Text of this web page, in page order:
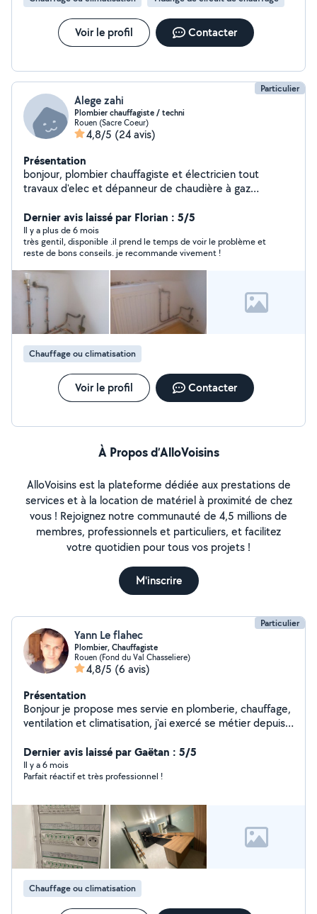
Voir le profil Contacter
Particulier
Alege zahi
Plombier chauffagiste / techni
Rouen (Sacre Coeur)
4,8/5 (24 avis)
Présentation
bonjour, plombier chauffagiste et électricien tout
travaux d'elec et dépanneur de chaudière à gaz
installation chaudière et réseau chauffage
Dernier avis laissé par Florian : 5/5
Il y a plus de 6 mois
très gentil, disponible .il prend le temps de voir le problème et
reste de bons conseils. je recommande vivement !
Chauffage ou climatisation
Voir le profil Contacter
À Propos d’AlloVoisins
AlloVoisins est la plateforme dédiée aux prestations de
services et à la location de matériel à proximité de chez
vous ! Rejoignez notre communauté de 4,5 millions de
membres, professionnels et particuliers, et facilitez
votre quotidien pour tous vos projets !
M'inscrire
Particulier
Yann Le flahec
Plombier, Chauffagiste
Rouen (Fond du Val Chasseliere)
4,8/5 (6 avis)
Présentation
Bonjour je propose mes servie en plomberie, chauffage,
ventilation et climatisation, j'ai exercé se métier depuis
possession plusieurs diplôme. Je suis minutieux dans
mon travail, je propose mes service pour dépanner,
réparer, remplacer ainsi que la création.
Dernier avis laissé par Gaëtan : 5/5
Il y a 6 mois
Parfait réactif et très professionnel !
Chauffage ou climatisation